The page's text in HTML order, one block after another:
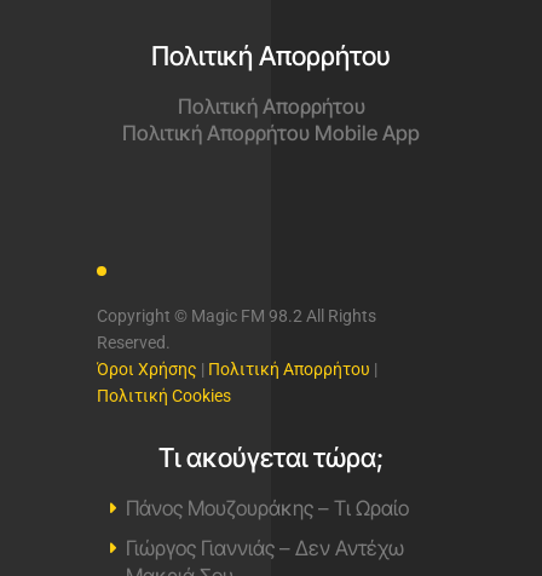
Πολιτική Απορρήτου
Πολιτική Απορρήτου
Πολιτική Απορρήτου Mobile App
Copyright © Magic FM 98.2 All Rights
Reserved.
Όροι Χρήσης | Πολιτική Απορρήτου |
Πολιτική Cookies
Τι ακούγεται τώρα;
Πάνος Μουζουράκης – Τι Ωραίο
Γιώργος Γιαννιάς – Δεν Αντέχω